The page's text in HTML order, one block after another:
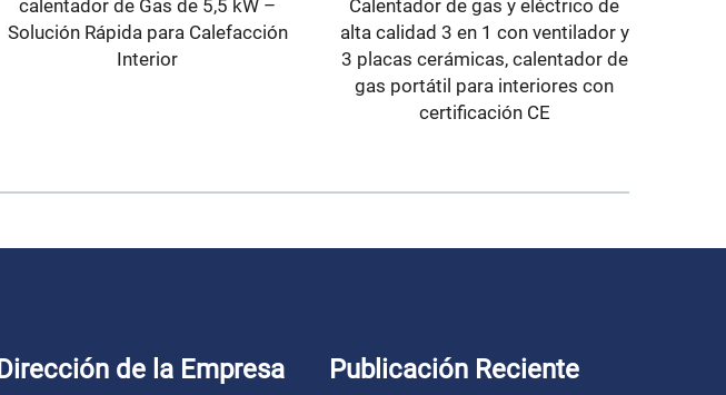
calentador de Gas de 5,5 kW –
Solución Rápida para Calefacción
Interior
Calentador de gas y eléctrico de
alta calidad 3 en 1 con ventilador y
3 placas cerámicas, calentador de
gas portátil para interiores con
certificación CE
Dirección de la Empresa Publicación Reciente